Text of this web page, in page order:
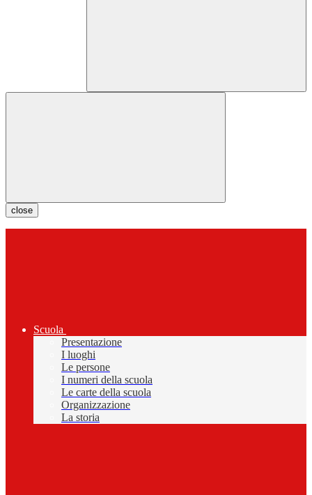
close
Scuola
Presentazione
I luoghi
Le persone
I numeri della scuola
Le carte della scuola
Organizzazione
La storia